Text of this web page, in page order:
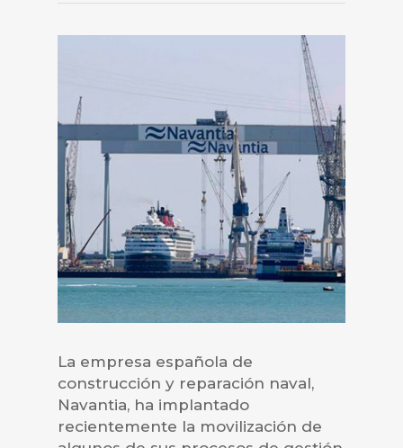
La empresa española de
construcción y reparación naval,
Navantia, ha implantado
recientemente la movilización de